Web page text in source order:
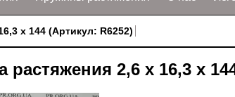
х 144 (Артикул: R6252)
растяжения 2,6 х 16,3 х